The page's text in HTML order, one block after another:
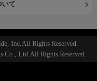
いて
Inc.All Rights Reserved.
Co., Ltd.All Rights Reserved.